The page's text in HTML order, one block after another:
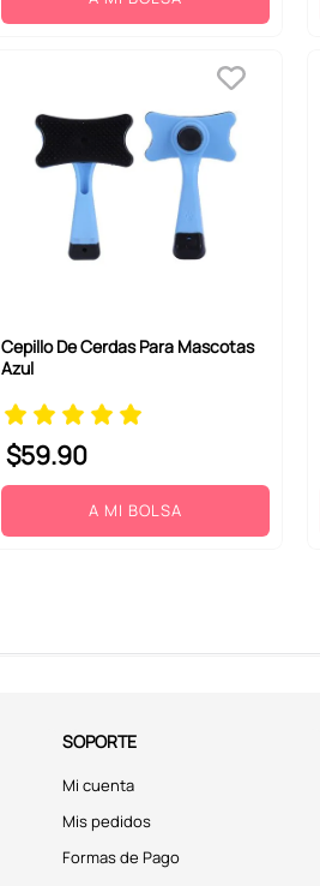
Cepillo De Cerdas Para Mascotas
Azul
$59.90
A MI BOLSA
SOPORTE
Mi cuenta
Mis pedidos
Formas de Pago